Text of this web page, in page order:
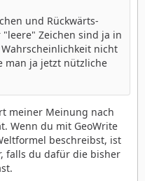
und Rückwärts-
Zeichen sind ja in
nicht
man ja jetzt nützliche
meiner Meinung nach
Wenn du mit GeoWrite
beschreibst, ist
falls du dafür die bisher